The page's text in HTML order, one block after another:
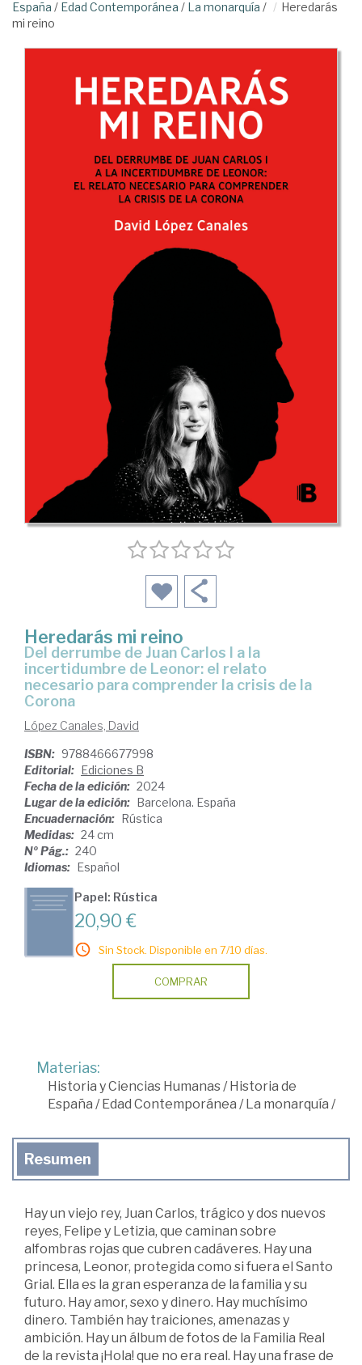
España / Edad Contemporánea / La monarquía /
Heredarás
mi reino
Heredarás mi reino
del derrumbe de Juan Carlos I a la
incertidumbre de Leonor: el relato
necesario para comprender la crisis de la
Corona
López Canales, David
ISBN: 9788466677998
Editorial: Ediciones B
Fecha de la edición: 2024
Lugar de la edición: Barcelona. España
Encuadernación: Rústica
Medidas: 24 cm
Nº Pág.: 240
Idiomas: Español
Papel: Rústica
20,90 €
Sin Stock. Disponible en 7/10 días.
COMPRAR
Materias:
Historia y Ciencias Humanas/Historia de
España /Edad Contemporánea /La monarquía /
Resumen
Hay un viejo rey, Juan Carlos, trágico y dos nuevos
reyes, Felipe y Letizia, que caminan sobre
alfombras rojas que cubren cadáveres. Hay una
princesa, Leonor, protegida como si fuera el Santo
Grial. Ella es la gran esperanza de la familia y su
futuro. Hay amor, sexo y dinero. Hay muchísimo
dinero. También hay traiciones, amenazas y
ambición. Hay un álbum de fotos de la Familia Real
de la revista ¡Hola! que no era real. Hay una frase de